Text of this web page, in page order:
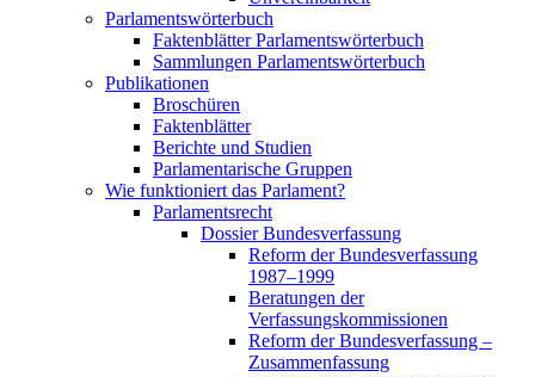
Parlamentswörterbuch
Faktenblätter Parlamentswörterbuch
Sammlungen Parlamentswörterbuch
Publikationen
Broschüren
Faktenblätter
Berichte und Studien
Parlamentarische Gruppen
Wie funktioniert das Parlament?
Parlamentsrecht
Dossier Bundesverfassung
Reform der Bundesverfassung
1987–1999
Beratungen der
Verfassungskommissionen
Reform der Bundesverfassung –
Zusammenfassung